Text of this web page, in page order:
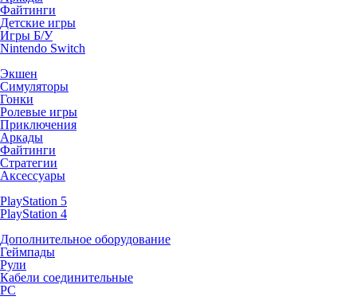
Файтинги
Детские игры
Игры Б/У
Nintendo Switch
Экшен
Симуляторы
Гонки
Ролевые игры
Приключения
Аркады
Файтинги
Стратегии
Аксессуары
PlayStation 5
PlayStation 4
Дополнительное оборудование
Геймпады
Рули
Кабели соединительные
PC